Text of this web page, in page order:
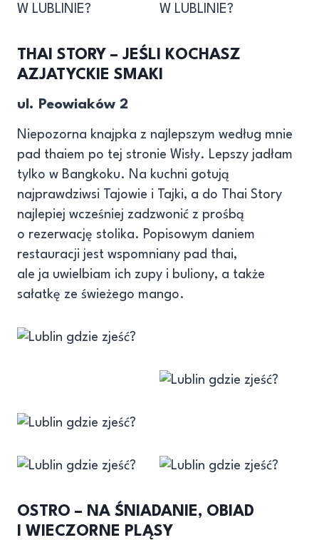
THAI STORY – JEŚLI KOCHASZ
AZJATYCKIE SMAKI
ul. Peowiaków 2
Niepozorna knajpka z najlepszym według mnie
pad thaiem po tej stronie Wisły. Lepszy jadłam
tylko w Bangkoku. Na kuchni gotują
najprawdziwsi Tajowie i Tajki, a do Thai Story
najlepiej wcześniej zadzwonić z prośbą
o rezerwację stolika. Popisowym daniem
restauracji jest wspomniany pad thai,
ale ja uwielbiam ich zupy i buliony, a także
sałatkę ze świeżego mango.
OSTRO – NA ŚNIADANIE, OBIAD
I WIECZORNE PLĄSY